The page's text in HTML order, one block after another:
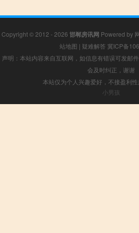
Copyright © 2012 - 2026 邯郸房讯网 Powered by
站地图 | 疑难解答 冀ICP备
声明：本站内容来自互联网，如信息有错误可发邮
会及时纠正，谢谢
本站仅为个人兴趣爱好，不接盈利
小男孩